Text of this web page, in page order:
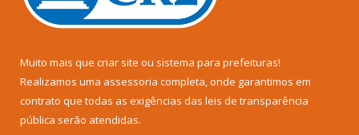
Muito mais que criar site ou sistema para prefeituras!
Realizamos uma assessoria completa, onde garantimos em
contrato que todas as exigências das leis de transparência
pública serão atendidas.